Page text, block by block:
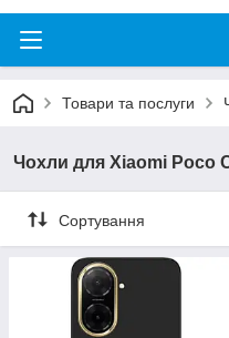
Товари та послуги
Чохли для Xiaomi Poco
Сортування